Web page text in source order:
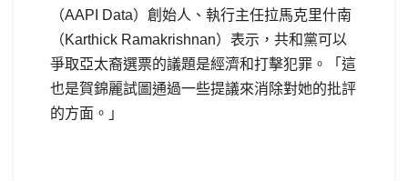
（AAPI Data）創始人、執行主任拉馬克里什南
（Karthick Ramakrishnan）表示，共和黨可以
爭取亞太裔選票的議題是經濟和打擊犯罪。「這
也是賀錦麗試圖通過一些提議來消除對她的批評
的方面。」